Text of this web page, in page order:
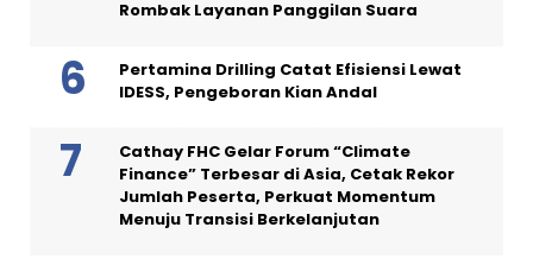
Rombak Layanan Panggilan Suara
Pertamina Drilling Catat Efisiensi Lewat
IDESS, Pengeboran Kian Andal
Cathay FHC Gelar Forum “Climate
Finance” Terbesar di Asia, Cetak Rekor
Jumlah Peserta, Perkuat Momentum
Menuju Transisi Berkelanjutan